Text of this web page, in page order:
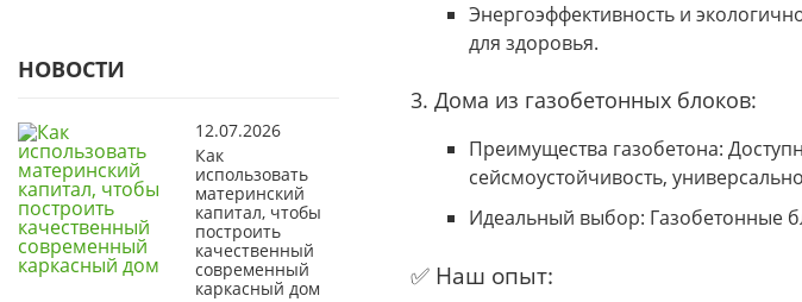
НОВОСТИ
12.07.2026
Как
использовать
материнский
капитал, чтобы
построить
качественный
современный
каркасный дом
Энергоэффективность и
для здоровья.
3. Дома из газобетонных блоков:
Преимущества газобетона:
сейсмоустойчивость,
Идеальный выбор: Газобетонные
✅ Наш опыт: